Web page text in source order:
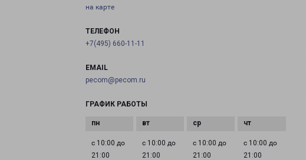
на карте
ТЕЛЕФОН
+7(495) 660-11-11
EMAIL
pecom@pecom.ru
ГРАФИК РАБОТЫ
с 10:00 до
21:00
с 10:00 до
21:00
с 10:00 до
21:00
с 10:00 до
21:00